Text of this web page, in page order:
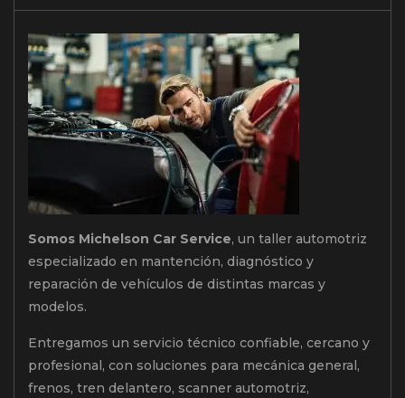
Somos Michelson Car Service, un taller automotriz
especializado en mantención, diagnóstico y
reparación de vehículos de distintas marcas y
modelos.
Entregamos un servicio técnico confiable, cercano y
profesional, con soluciones para mecánica general,
frenos, tren delantero, scanner automotriz,